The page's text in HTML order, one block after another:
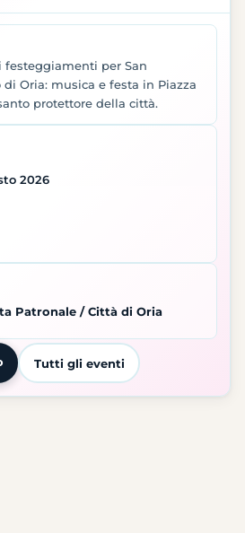
festeggiamenti per San
di Oria: musica e festa in Piazza
protettore della città.
2026
Patronale / Città di Oria
Tutti gli eventi